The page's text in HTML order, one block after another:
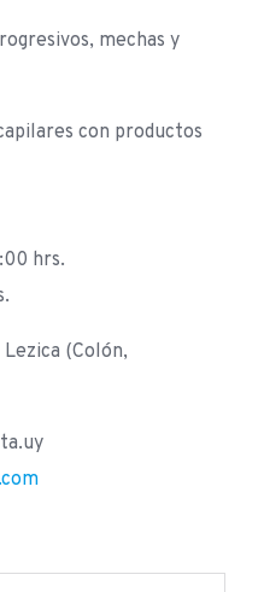
mechas y
con productos
hrs.
Lezica (Colón,